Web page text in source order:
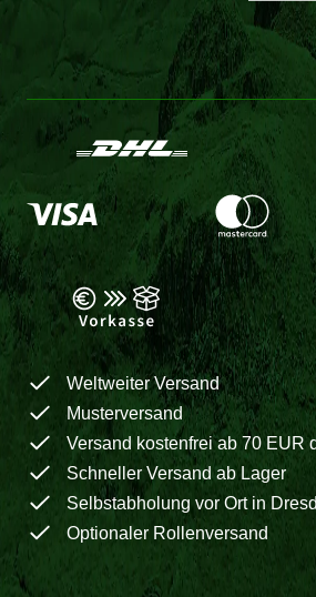
Weltweiter Versand
Musterversand
Versand kostenfrei ab 70 EUR
Schneller Versand ab Lager
Selbstabholung vor Ort in
Optionaler Rollenversand